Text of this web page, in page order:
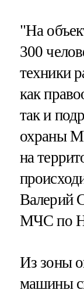
"На
300
техники
как
так и
охраны
на
Валерий
МЧС по
Из зоны
машины